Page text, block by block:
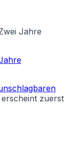
Jahre
erscheint zuerst